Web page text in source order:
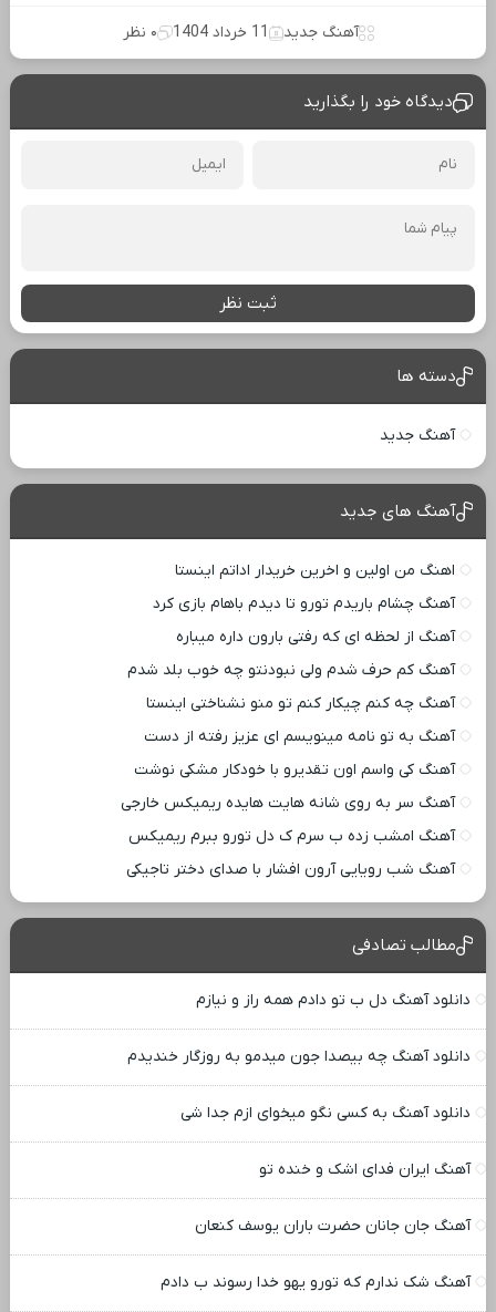
آهنگ جدید 11 خرداد 1404 ۰ نظر
دیدگاه خود را بگذارید
ثبت نظر
دسته ها
آهنگ جدید
آهنگ های جدید
اهنگ من اولین و اخرین خریدار اداتم اینستا
آهنگ چشام باریدم تورو تا دیدم باهام بازی کرد
آهنگ از لحظه ای که رفتی بارون داره میباره
آهنگ کم حرف شدم ولی نبودنتو چه خوب بلد شدم
آهنگ چه کنم چیکار کنم تو منو نشناختی اینستا
آهنگ به تو نامه مینویسم ای عزیز رفته از دست
آهنگ کی واسم اون تقدیرو با خودکار مشکی نوشت
آهنگ سر به روی شانه هایت هایده ریمیکس خارجی
آهنگ امشب زده ب سرم ک دل تورو ببرم ریمیکس
آهنگ شب رویایی آرون افشار با صدای دختر تاجیکی
مطالب تصادفی
دانلود آهنگ دل ب تو دادم همه راز و نیازم
دانلود آهنگ چه بیصدا جون میدمو به روزگار خندیدم
دانلود آهنگ به کسی نگو میخوای ازم جدا شی
آهنگ ایران فدای اشک و خنده تو
آهنگ جان جانان حضرت باران یوسف کنعان
آهنگ شک ندارم که تورو یهو خدا رسوند ب دادم